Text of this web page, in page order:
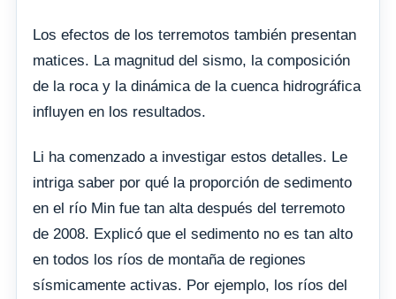
Los efectos de los terremotos también presentan
matices. La magnitud del sismo, la composición
de la roca y la dinámica de la cuenca hidrográfica
influyen en los resultados.
Li ha comenzado a investigar estos detalles. Le
intriga saber por qué la proporción de sedimento
en el río Min fue tan alta después del terremoto
de 2008. Explicó que el sedimento no es tan alto
en todos los ríos de montaña de regiones
sísmicamente activas. Por ejemplo, los ríos del